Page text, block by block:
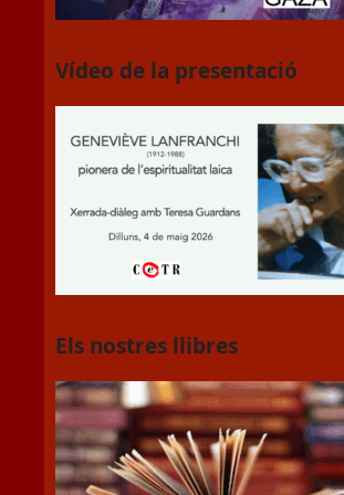
Vídeo de la presentació
Els nostres llibres